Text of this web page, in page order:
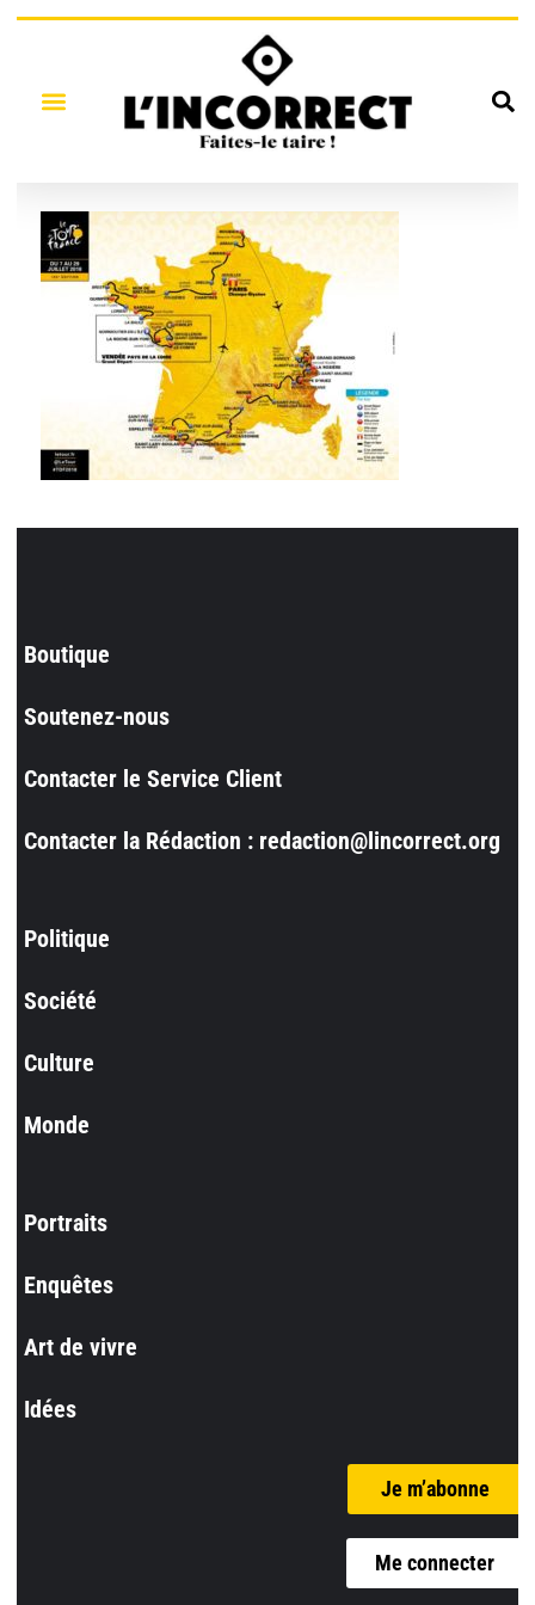
Boutique
Soutenez-nous
Contacter le Service Client
Contacter la Rédaction : redaction@lincorrect.org
Politique
Société
Culture
Monde
Portraits
Enquêtes
Art de vivre
Idées
Je m’abonne
Me connecter